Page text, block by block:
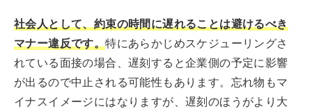
社会人として、約束の時間に遅れることは避けるべき
マナー違反です。特にあらかじめスケジューリングさ
れている面接の場合、遅刻すると企業側の予定に影響
が出るので中止される可能性もあります。忘れ物もマ
イナスイメージにはなりますが、遅刻のほうがより大